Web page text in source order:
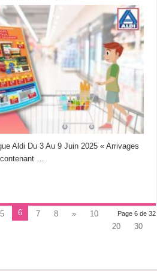
Aldi Du 3 Au 9 Juin 2025 « Arrivages
…
Page 6 de 32
5 6 7 8 »
10
20
30